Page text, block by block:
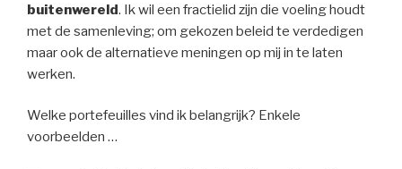
buitenwereld. Ik wil een fractielid zijn die voeling houdt
met de samenleving; om gekozen beleid te verdedigen
maar ook de alternatieve meningen op mij in te laten
werken.
Welke portefeuilles vind ik belangrijk? Enkele
voorbeelden …